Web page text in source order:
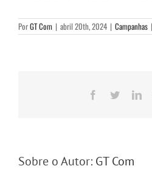
PorGT Com | abril 20th, 2024 | Campanhas |
Facebook
Twitter
Sobre o Autor: GT Com